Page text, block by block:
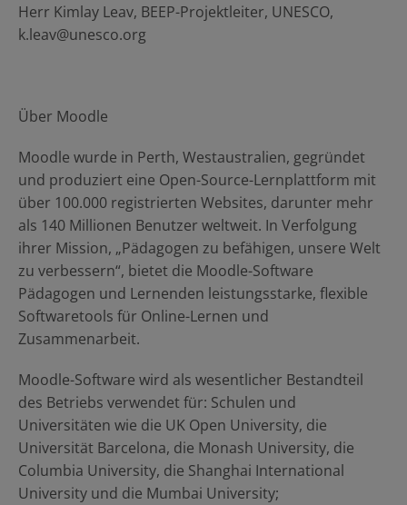
Herr Kimlay Leav, BEEP-Projektleiter, UNESCO,
k.leav@unesco.org
Über Moodle
Moodle wurde in Perth, Westaustralien, gegründet
und produziert eine Open-Source-Lernplattform mit
über 100.000 registrierten Websites, darunter mehr
als 140 Millionen Benutzer weltweit. In Verfolgung
ihrer Mission, „Pädagogen zu befähigen, unsere Welt
zu verbessern“, bietet die Moodle-Software
Pädagogen und Lernenden leistungsstarke, flexible
Softwaretools für Online-Lernen und
Zusammenarbeit.
Moodle-Software wird als wesentlicher Bestandteil
des Betriebs verwendet für: Schulen und
Universitäten wie die UK Open University, die
Universität Barcelona, die Monash University, die
Columbia University, die Shanghai International
University und die Mumbai University;